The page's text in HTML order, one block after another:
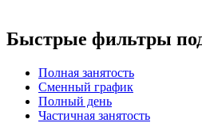
Быстрые фильтры
Полная занятость
Сменный график
Полный день
Частичная занятость